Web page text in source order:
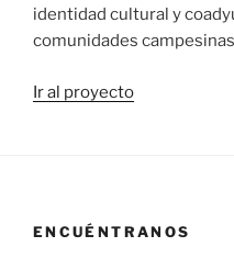
identidad cultural y
comunidades
Ir al proyecto
ENCUÉNTRANOS